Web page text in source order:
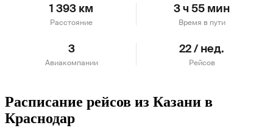
1 393 км
Расстояние
3 ч 55 мин
Время в пути
3
Авиакомпании
22 / нед.
Рейсов
Расписание рейсов из Казани в
Краснодар